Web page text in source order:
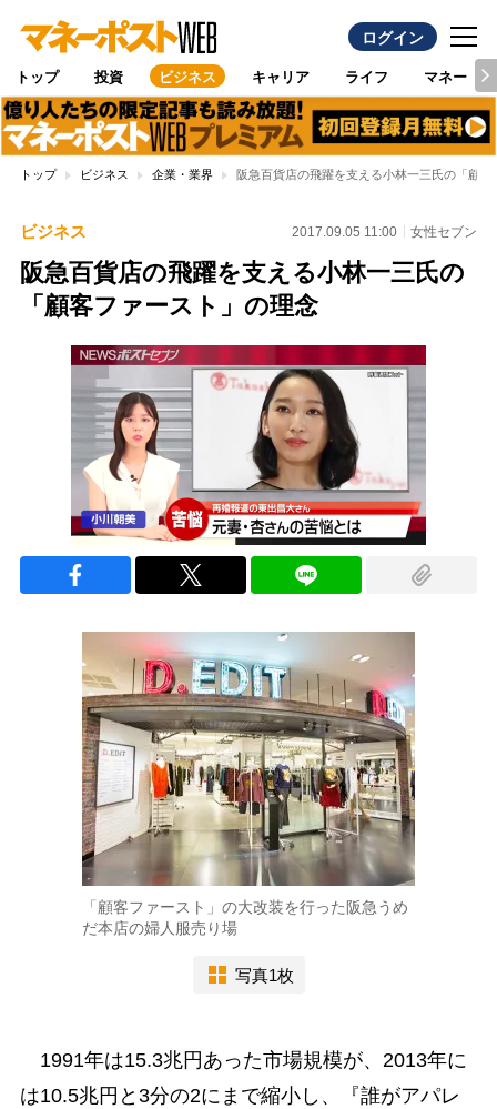
ログイン
トップ 投資 ビジネス キャリア ライフ マネー
トップ ビジネス 企業・業界 阪急百貨店の飛躍を支える小林一三氏の「顧
ビジネス 2017.09.05 11:00 女性セブン
阪急百貨店の飛躍を支える小林一三氏の
「顧客ファースト」の理念
「顧客ファースト」の大改装を行った阪急うめ
だ本店の婦人服売り場
写真1枚
1991年は15.3兆円あった市場規模が、2013年に
は10.5兆円と3分の2にまで縮小し、『誰がアパレ